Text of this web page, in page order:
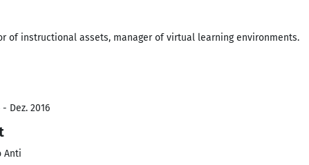
of instructional assets, manager of virtual learning environments.
Dez. 2016
Anti